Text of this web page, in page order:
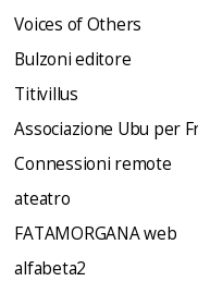
Voices of Others
Bulzoni editore
Titivillus
Associazione Ubu per
Connessioni remote
ateatro
FATAMORGANA web
alfabeta2